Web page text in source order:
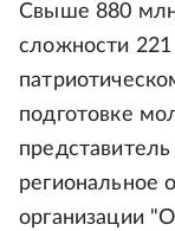
Свыше 880
сложности
подготовке
региональное
организации